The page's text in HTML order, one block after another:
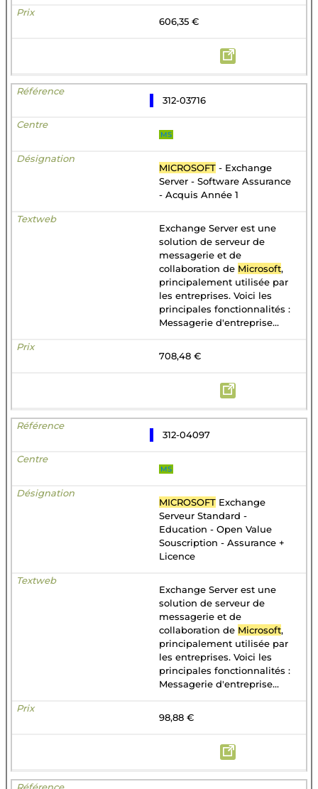
606,35 €
312-03716
MS
MICROSOFT - Exchange
Server - Software Assurance
- Acquis Année 1
Exchange Server est une
solution de serveur de
messagerie et de
collaboration de Microsoft,
principalement utilisée par
les entreprises. Voici les
principales fonctionnalités :
Messagerie d'entreprise...
708,48 €
312-04097
MS
MICROSOFT Exchange
Serveur Standard -
Education - Open Value
Souscription - Assurance +
Licence
Exchange Server est une
solution de serveur de
messagerie et de
collaboration de Microsoft,
principalement utilisée par
les entreprises. Voici les
principales fonctionnalités :
Messagerie d'entreprise...
98,88 €